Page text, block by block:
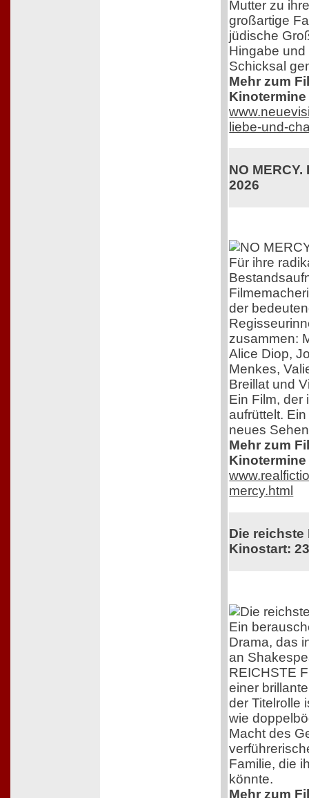
Mutter zu
großartige
jüdische
Hingabe
Schicksal
Mehr zum
liebe-und-
NO
2026
Für ihre
der
zusammen:
Alice Diop,
Menkes,
Breillat und
Ein Film, der
aufrüttelt.
neues
Mehr zum
mercy.html
Die reichste
Kinostart:
Ein
Drama, das
an
REICHSTE
einer
der Titelrolle
wie
Macht des
Familie, die
könnte.
Mehr zum